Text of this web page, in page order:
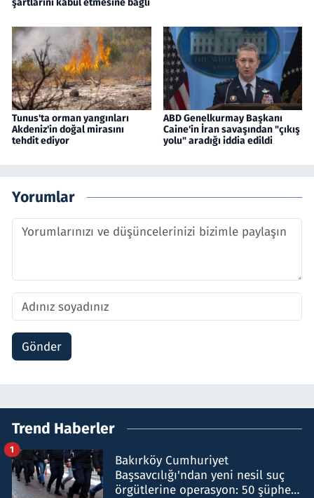
şartlarını kabul etmesine bağlı
Tunus'ta orman yangınları
Akdeniz'in doğal mirasını
tehdit ediyor
ABD Genelkurmay Başkanı
Caine'in İran savaşından "çıkış
yolu" aradığı iddia edildi
Yorumlar
Gönder
Trend Haberler
Bakırköy Cumhuriyet
Başsavcılığı'ndan yeni nesil suç
örgütlerine operasyon: 50 şüpheli
1